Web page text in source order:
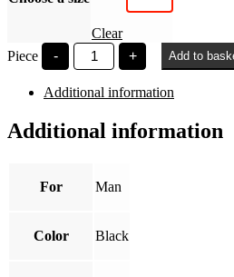
Clear
Piece
-
PE
Est
quantity
+ Add to
Additional information
Additional information
For Man
Color Black